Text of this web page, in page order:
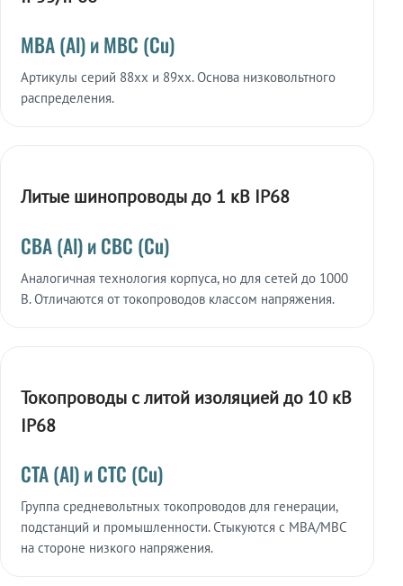
МВА (Al) и МВС (Cu)
Артикулы серий 88xx и 89xx. Основа низковольтного
распределения.
Литые шинопроводы до 1 кВ IP68
СВА (Al) и СВС (Cu)
Аналогичная технология корпуса, но для сетей до 1000
В. Отличаются от токопроводов классом напряжения.
Токопроводы с литой изоляцией до 10 кВ
IP68
СТА (Al) и СТС (Cu)
Группа средневольтных токопроводов для генерации,
подстанций и промышленности. Стыкуются с МВА/МВС
на стороне низкого напряжения.